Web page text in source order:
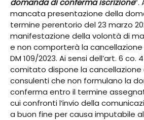
domanda di conferma iscrizione“.
mancata presentazione della
termine perentorio del 23 marzo
manifestazione della volontà di
e non comporterà la cancellazione
DM 109/2023. Ai sensi dell’art. 6 co.
comitato dispone la cancellazione
consulenti che non formulano la
conferma entro il termine
cui confronti l’invio della
a buon fine per causa imputabile